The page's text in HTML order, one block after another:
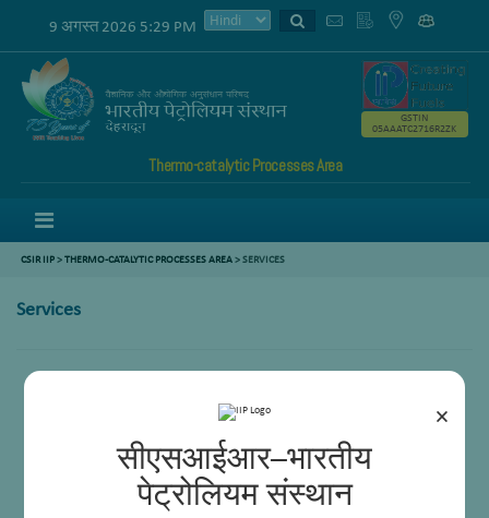
×
सीएसआईआर–भारतीय
पेट्रोलियम संस्थान
9 अगस्त 2026 5:29 PM
Thermo-catalytic Processes Area
GSTIN
05AAATC2716R2ZK
CSIR IIP>THERMO-CATALYTIC PROCESSES AREA>SERVICES
Services
कार्बनिक पदार्थों के पीई-जीसी/एमएस
जैव तेलों का जीसी-एमएस
बेट एसए विश्लेषण
तापमान क्रमादेशित विश्लेषण